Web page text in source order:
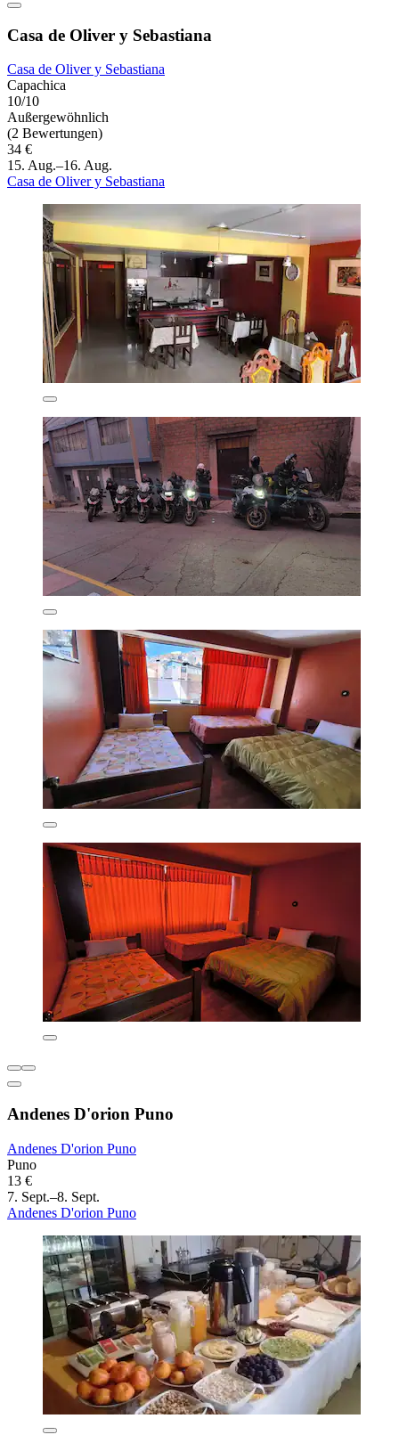
Casa de Oliver y Sebastiana
Casa de Oliver y Sebastiana
Capachica
10/10
Außergewöhnlich
(2 Bewertungen)
34 €
15. Aug.–16. Aug.
Casa de Oliver y Sebastiana
Andenes D'orion Puno
Andenes D'orion Puno
Puno
13 €
7. Sept.–8. Sept.
Andenes D'orion Puno